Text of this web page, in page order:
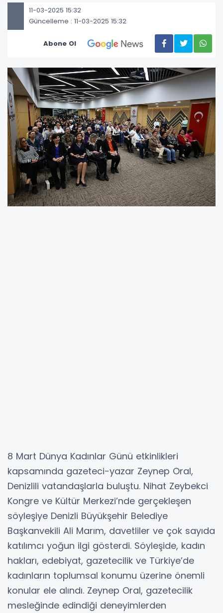
11-03-2025 15:32
Güncelleme : 11-03-2025 15:32
Abone Ol
8 Mart Dünya Kadınlar Günü etkinlikleri
kapsamında gazeteci-yazar Zeynep Oral,
Denizlili vatandaşlarla buluştu. Nihat Zeybekci
Kongre ve Kültür Merkezi’nde gerçekleşen
söyleşiye Denizli Büyükşehir Belediye
Başkanvekili Ali Marım, davetliler ve çok sayıda
katılımcı yoğun ilgi gösterdi. Söyleşide, kadın
hakları, edebiyat, gazetecilik ve Türkiye’de
kadınların toplumsal konumu üzerine önemli
konular ele alındı. Zeynep Oral, gazetecilik
mesleğinde edindiği deneyimlerden